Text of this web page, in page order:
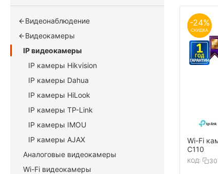
-24%
СКИДКА
Wi-Fi
C110
КОД:
Видеонаблюдение
Видеокамеры
IP видеокамеры
IP камеры Hikvision
IP камеры Dahua
IP камеры HiLook
IP камеры TP-Link
IP камеры IMOU
IP камеры AJAX
Аналоговые видеокамеры
Wi-Fi видеокамеры